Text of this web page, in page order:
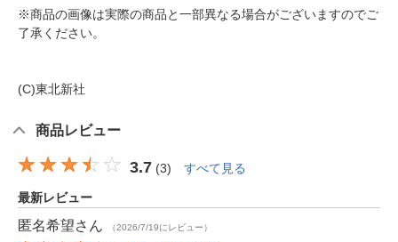
※商品の画像は実際の商品と一部異なる場合がございますのでご
了承ください。
(C)東北新社
商品レビュー
3.7 (3) すべて見る
最新レビュー
匿名希望さん （2026/7/19にレビュー）